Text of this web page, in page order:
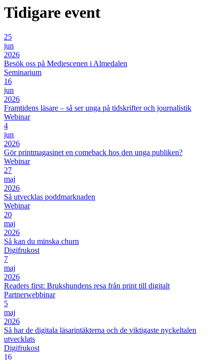
Tidigare event
25
jun
2026
Besök oss på Mediescenen i Almedalen
Seminarium
16
jun
2026
Framtidens läsare – så ser unga på tidskrifter och journalistik
Webinar
4
jun
2026
Gör printmagasinet en comeback hos den unga publiken?
Webinar
27
maj
2026
Så utvecklas poddmarknaden
Webinar
20
maj
2026
Så kan du minska churn
Digifrukost
7
maj
2026
Readers first: Brukshundens resa från print till digitalt
Partnerwebbinar
5
maj
2026
Så har de digitala läsarintäkterna och de viktigaste nyckeltalen
utvecklats
Digifrukost
16